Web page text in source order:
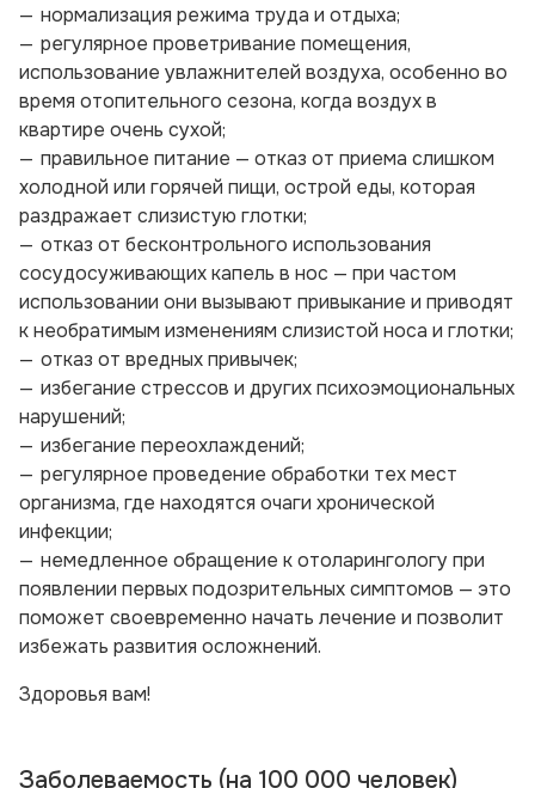
нормализация режима труда и отдыха;
регулярное проветривание помещения,
использование увлажнителей воздуха, особенно во
время отопительного сезона, когда воздух в
квартире очень сухой;
правильное питание — отказ от приема слишком
холодной или горячей пищи, острой еды, которая
раздражает слизистую глотки;
отказ от бесконтрольного использования
сосудосуживающих капель в нос — при частом
использовании они вызывают привыкание и приводят
к необратимым изменениям слизистой носа и глотки;
отказ от вредных привычек;
избегание стрессов и других психоэмоциональных
нарушений;
избегание переохлаждений;
регулярное проведение обработки тех мест
организма, где находятся очаги хронической
инфекции;
немедленное обращение к отоларингологу при
появлении первых подозрительных симптомов — это
поможет своевременно начать лечение и позволит
избежать развития осложнений.
Здоровья вам!
Заболеваемость (на 100 000 человек)